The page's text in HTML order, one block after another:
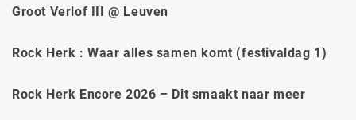
Groot Verlof III @ Leuven
Rock Herk : Waar alles samen komt (festivaldag 1)
Rock Herk Encore 2026 – Dit smaakt naar meer